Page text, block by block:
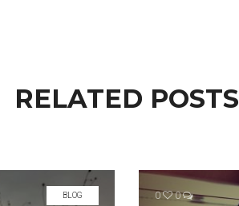
RELATED POSTS
BLOG 0 0